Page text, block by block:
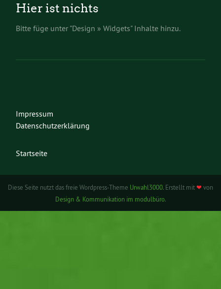
Hier ist nichts
Bitte füge unter "Design » Widgets" Inhalte hinzu.
Impressum
Datenschutzerklärung
Startseite
Diese Seite nutzt das freie Wordpress-Theme Urwahl3000. Erstellt mit❤ von
Design & Kommunikation im modulbüro.